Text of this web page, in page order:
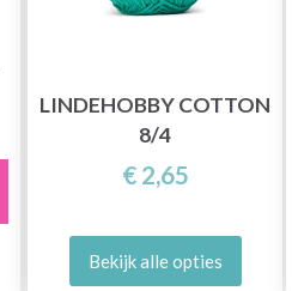
LINDEHOBBY COTTON
8/4
€ 2,65
Bekijk alle opties